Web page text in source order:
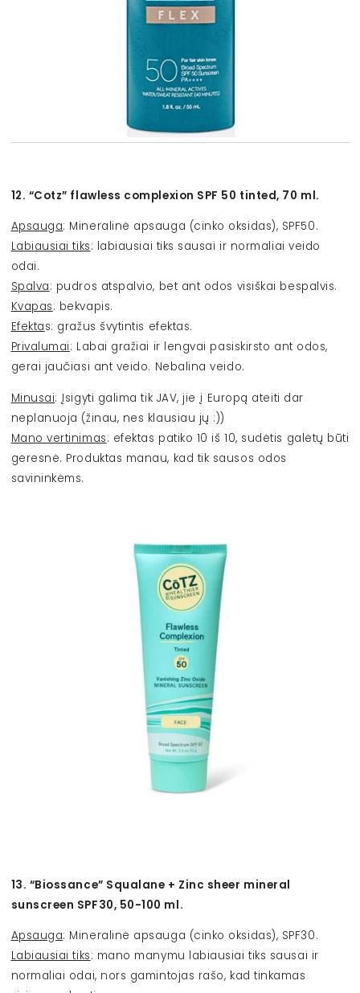
12. “Cotz” flawless complexion SPF 50 tinted, 70 ml.
Apsauga: Mineralinė apsauga (cinko oksidas), SPF50.
Labiausiai tiks: labiausiai tiks sausai ir normaliai veido
odai.
Spalva: pudros atspalvio, bet ant odos visiškai bespalvis.
Kvapas: bekvapis.
Efektas: gražus švytintis efektas.
Privalumai: Labai gražiai ir lengvai pasiskirsto ant odos,
gerai jaučiasi ant veido. Nebalina veido.
Minusai: Įsigyti galima tik JAV, jie į Europą ateiti dar
neplanuoja (žinau, nes klausiau jų :))
Mano vertinimas: efektas patiko 10 iš 10, sudėtis galėtų būti
geresnė. Produktas manau, kad tik sausos odos
savininkėms.
13. “Biossance” Squalane + Zinc sheer mineral
sunscreen SPF30, 50-100 ml.
Apsauga: Mineralinė apsauga (cinko oksidas), SPF30.
Labiausiai tiks: mano manymu labiausiai tiks sausai ir
normaliai odai, nors gamintojas rašo, kad tinkamas